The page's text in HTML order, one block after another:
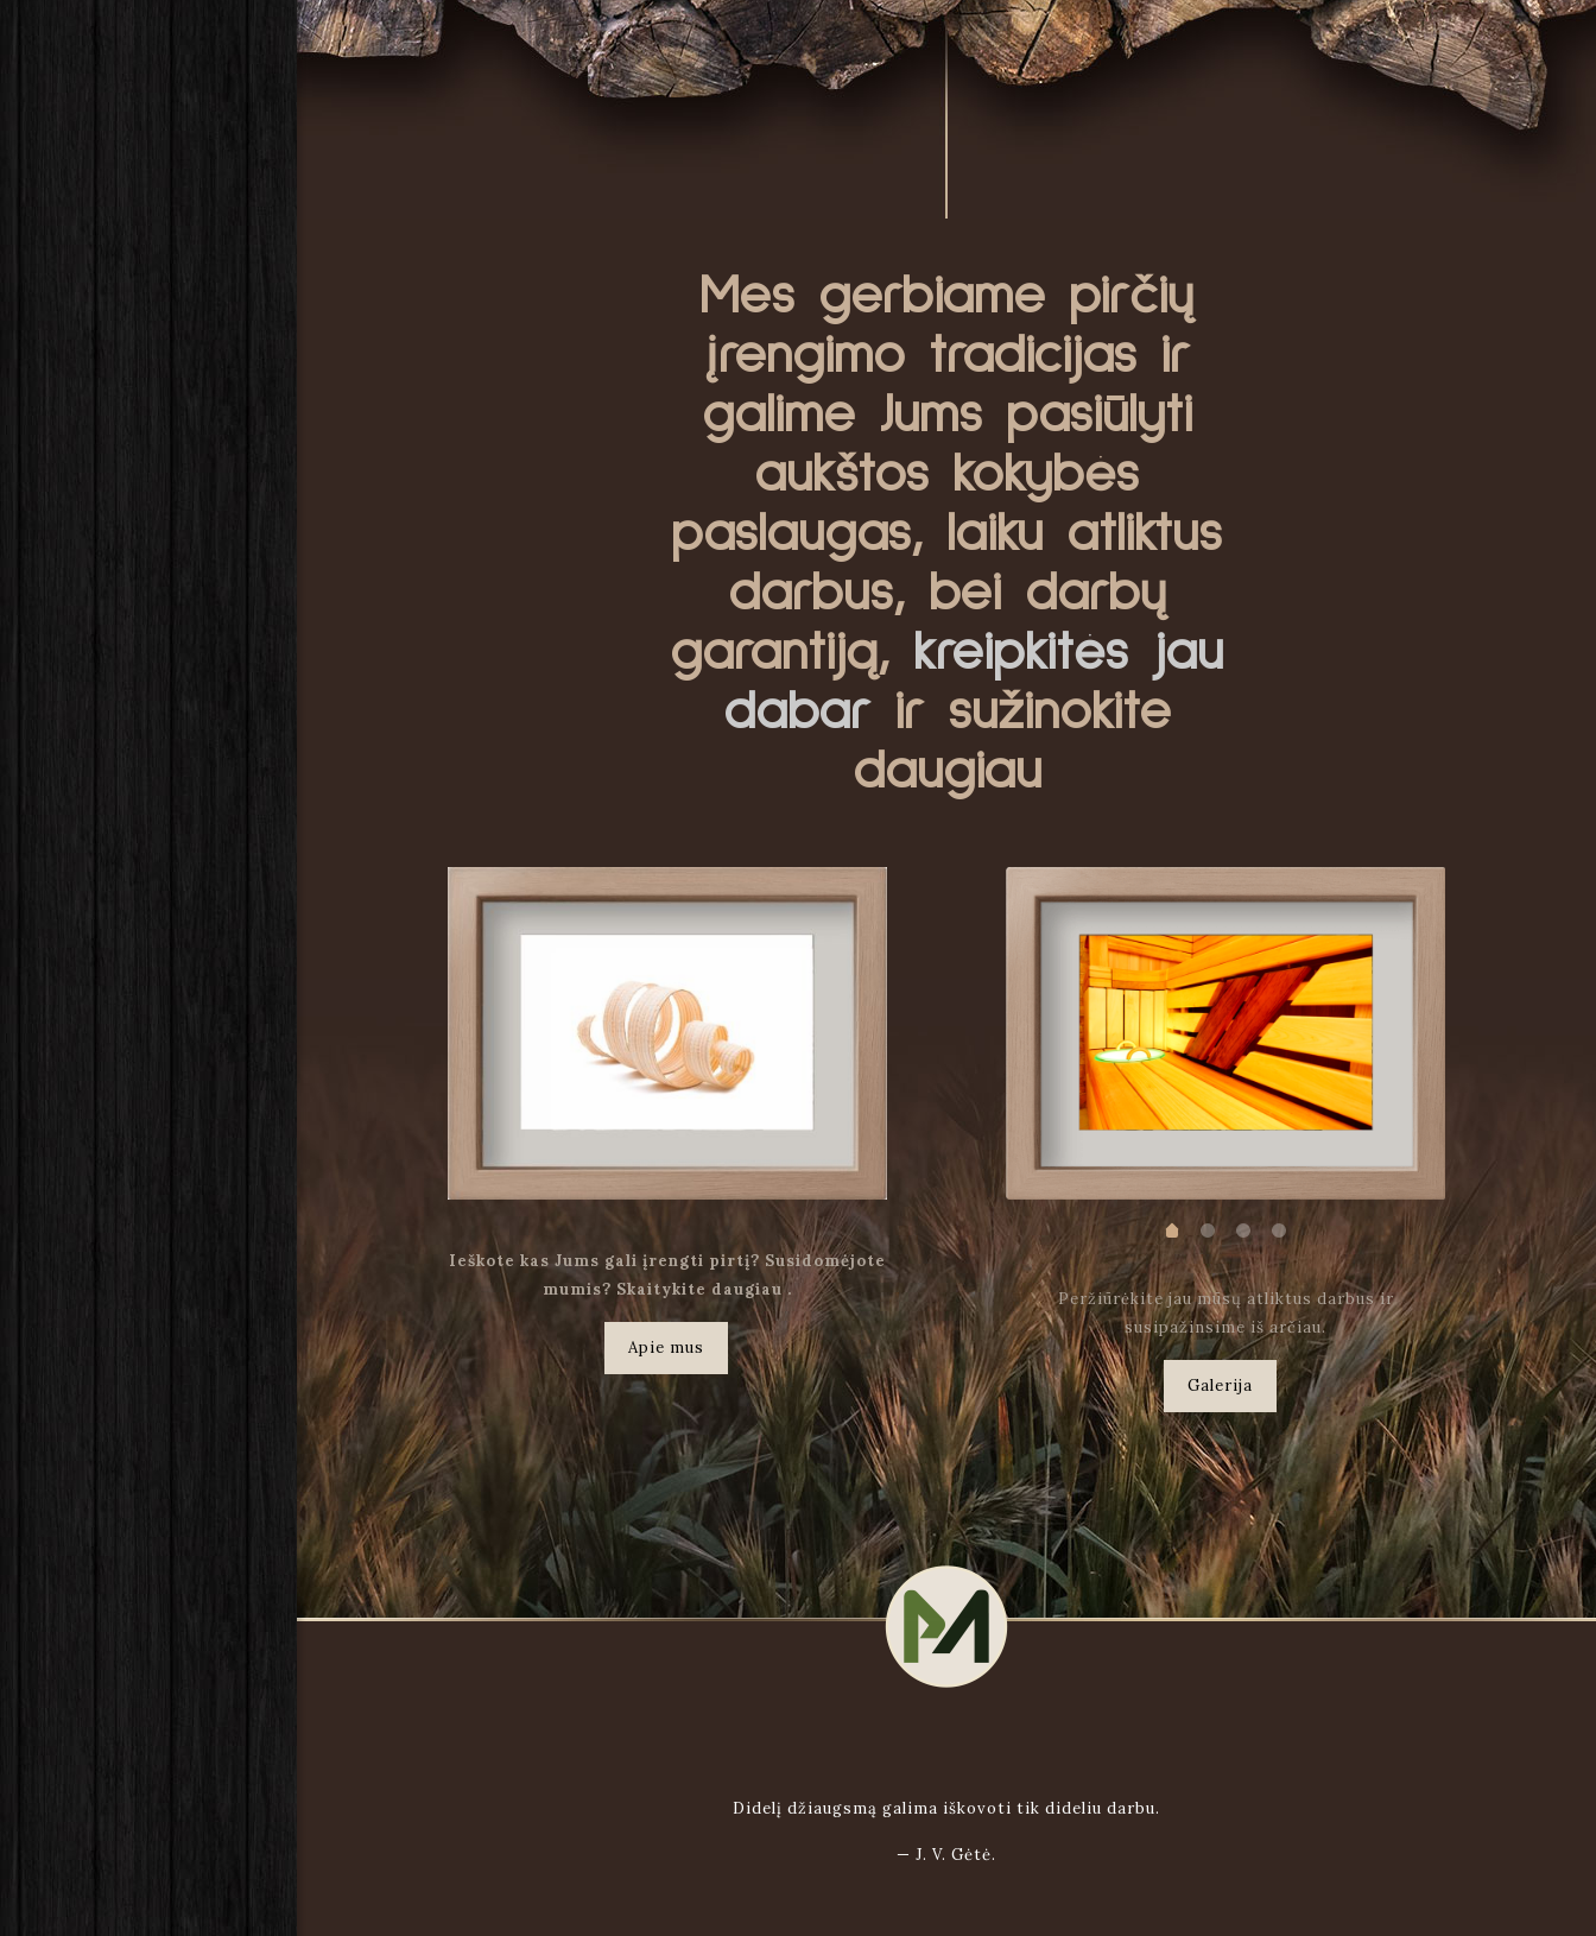
Mes gerbiame pirčių
įrengimo tradicijas ir
galime Jums pasiūlyti
aukštos kokybės
paslaugas, laiku atliktus
darbus, bei darbų
garantiją, kreipkitės jau
dabarir sužinokite
daugiau
Ieškote kas Jums gali įrengti pirtį? Susidomėjote
mumis? Skaitykite daugiau .
.
Apie mus
Peržiūrėkite jau mūsų atliktus darbus ir
susipažinsime iš arčiau.
Galerija
Didelį džiaugsmą galima iškovoti tik dideliu darbu.
— J. V. Gėtė.